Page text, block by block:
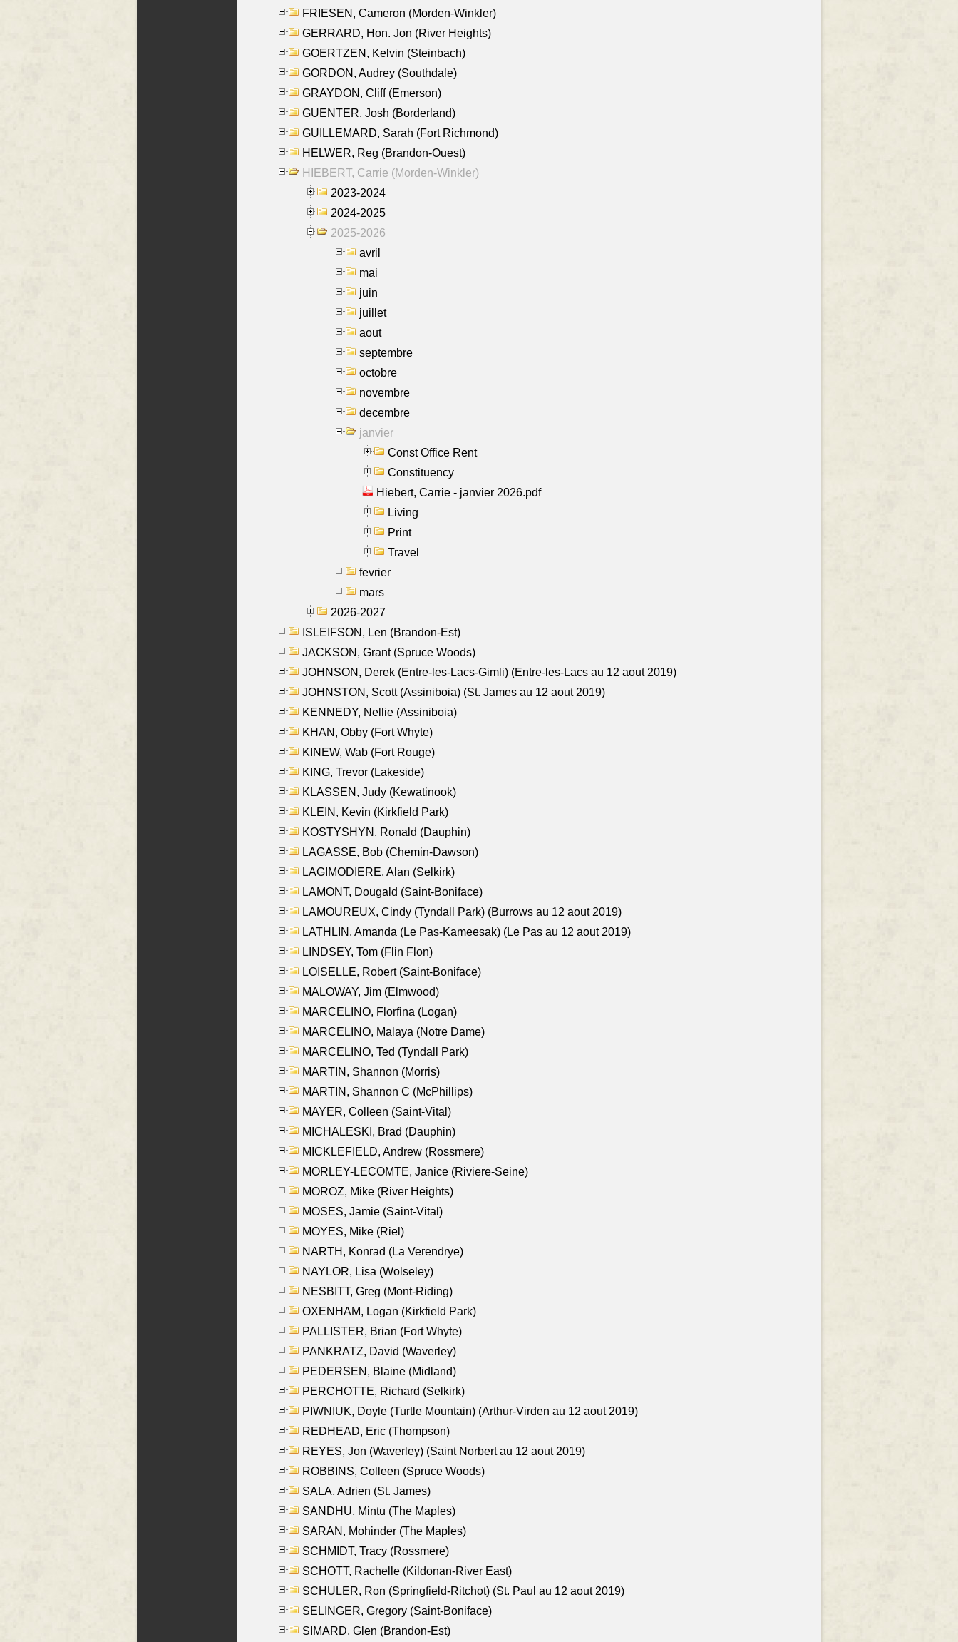
FRIESEN, Cameron (Morden-Winkler)
GERRARD, Hon. Jon (River Heights)
GOERTZEN, Kelvin (Steinbach)
GORDON, Audrey (Southdale)
GRAYDON, Cliff (Emerson)
GUENTER, Josh (Borderland)
GUILLEMARD, Sarah (Fort Richmond)
HELWER, Reg (Brandon-Ouest)
HIEBERT, Carrie (Morden-Winkler)
2023-2024
2024-2025
2025-2026
avril
mai
juin
juillet
aout
septembre
octobre
novembre
decembre
janvier
Const Office Rent
Constituency
Hiebert, Carrie - janvier 2026.pdf
Living
Print
Travel
fevrier
mars
2026-2027
ISLEIFSON, Len (Brandon-Est)
JACKSON, Grant (Spruce Woods)
JOHNSON, Derek (Entre-les-Lacs-Gimli) (Entre-les-Lacs au 12 aout 2019)
JOHNSTON, Scott (Assiniboia) (St. James au 12 aout 2019)
KENNEDY, Nellie (Assiniboia)
KHAN, Obby (Fort Whyte)
KINEW, Wab (Fort Rouge)
KING, Trevor (Lakeside)
KLASSEN, Judy (Kewatinook)
KLEIN, Kevin (Kirkfield Park)
KOSTYSHYN, Ronald (Dauphin)
LAGASSE, Bob (Chemin-Dawson)
LAGIMODIERE, Alan (Selkirk)
LAMONT, Dougald (Saint-Boniface)
LAMOUREUX, Cindy (Tyndall Park) (Burrows au 12 aout 2019)
LATHLIN, Amanda (Le Pas-Kameesak) (Le Pas au 12 aout 2019)
LINDSEY, Tom (Flin Flon)
LOISELLE, Robert (Saint-Boniface)
MALOWAY, Jim (Elmwood)
MARCELINO, Florfina (Logan)
MARCELINO, Malaya (Notre Dame)
MARCELINO, Ted (Tyndall Park)
MARTIN, Shannon (Morris)
MARTIN, Shannon C (McPhillips)
MAYER, Colleen (Saint-Vital)
MICHALESKI, Brad (Dauphin)
MICKLEFIELD, Andrew (Rossmere)
MORLEY-LECOMTE, Janice (Riviere-Seine)
MOROZ, Mike (River Heights)
MOSES, Jamie (Saint-Vital)
MOYES, Mike (Riel)
NARTH, Konrad (La Verendrye)
NAYLOR, Lisa (Wolseley)
NESBITT, Greg (Mont-Riding)
OXENHAM, Logan (Kirkfield Park)
PALLISTER, Brian (Fort Whyte)
PANKRATZ, David (Waverley)
PEDERSEN, Blaine (Midland)
PERCHOTTE, Richard (Selkirk)
PIWNIUK, Doyle (Turtle Mountain) (Arthur-Virden au 12 aout 2019)
REDHEAD, Eric (Thompson)
REYES, Jon (Waverley) (Saint Norbert au 12 aout 2019)
ROBBINS, Colleen (Spruce Woods)
SALA, Adrien (St. James)
SANDHU, Mintu (The Maples)
SARAN, Mohinder (The Maples)
SCHMIDT, Tracy (Rossmere)
SCHOTT, Rachelle (Kildonan-River East)
SCHULER, Ron (Springfield-Ritchot) (St. Paul au 12 aout 2019)
SELINGER, Gregory (Saint-Boniface)
SIMARD, Glen (Brandon-Est)